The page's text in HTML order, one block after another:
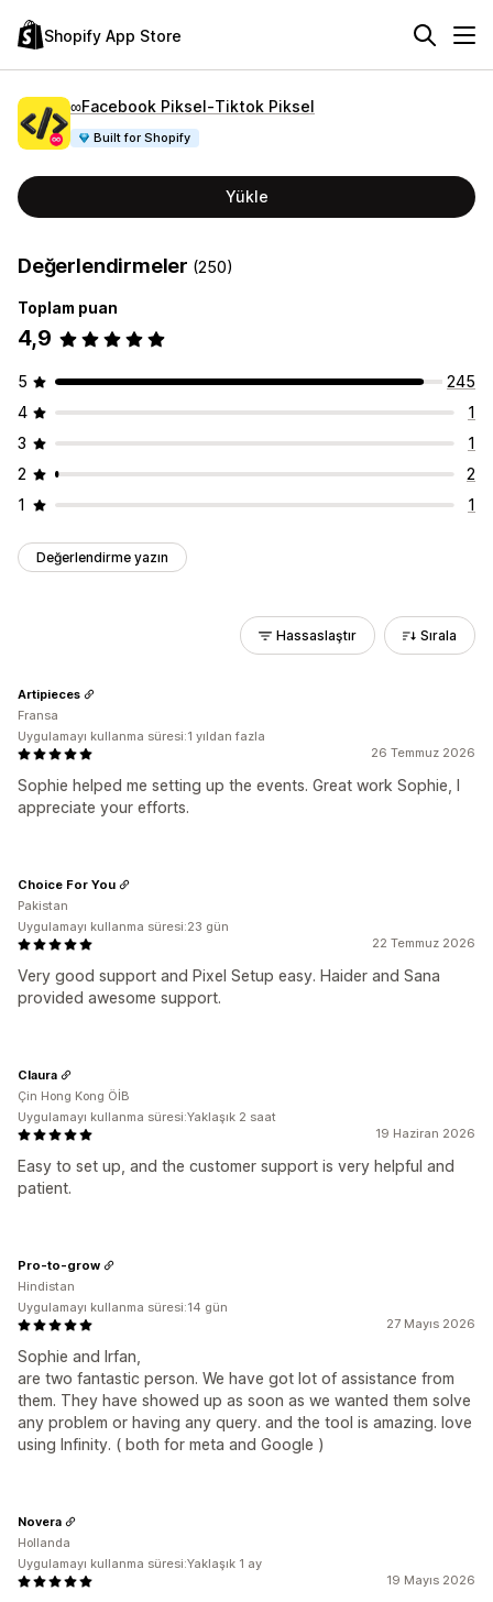
Shopify App Store
∞Facebook Piksel‑Tiktok Piksel
Built for Shopify
Yükle
Değerlendirmeler (250)
Toplam puan
4,9
5
245
4
1
3
1
2
2
1
1
Değerlendirme yazın
Hassaslaştır Sırala
26 Temmuz 2026
Sophie helped me setting up the events. Great work Sophie, I
appreciate your efforts.
Artipieces
Fransa
Uygulamayı kullanma süresi:1 yıldan fazla
22 Temmuz 2026
Very good support and Pixel Setup easy. Haider and Sana
provided awesome support.
Choice For You
Pakistan
Uygulamayı kullanma süresi:23 gün
19 Haziran 2026
Easy to set up, and the customer support is very helpful and
patient.
Claura
Çin Hong Kong ÖİB
Uygulamayı kullanma süresi:Yaklaşık 2 saat
27 Mayıs 2026
Sophie and Irfan,
are two fantastic person. We have got lot of assistance from
them. They have showed up as soon as we wanted them solve
any problem or having any query. and the tool is amazing. love
using Infinity. ( both for meta and Google )
Pro-to-grow
Hindistan
Uygulamayı kullanma süresi:14 gün
19 Mayıs 2026
Novera
Hollanda
Uygulamayı kullanma süresi:Yaklaşık 1 ay